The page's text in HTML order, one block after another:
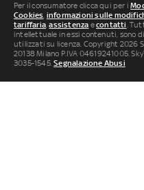
Per il consumatore clicca qui per i
Cookies, informazioni sulle
tariffaria,assistenza econtatti.
intellettuale in essi contenuti, sono
utilizzati su licenza. Copyright 2026
20138 Milano P.IVA 04619241005.
3035-1545.Segnalazione Abusi